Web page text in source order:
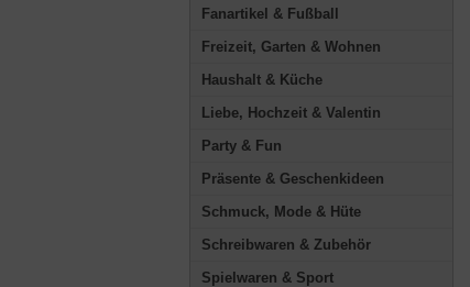
Fanartikel & Fußball
Freizeit, Garten & Wohnen
Haushalt & Küche
Liebe, Hochzeit & Valentin
Party & Fun
Präsente & Geschenkideen
Schmuck, Mode & Hüte
Schreibwaren & Zubehör
Spielwaren & Sport